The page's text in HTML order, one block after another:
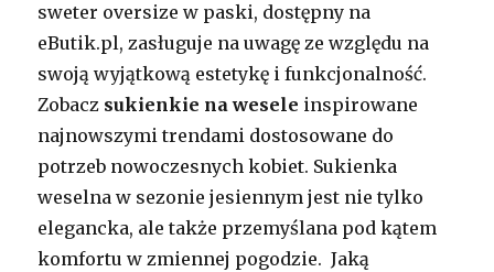
sweter oversize w paski, dostępny na
eButik.pl, zasługuje na uwagę ze względu na
swoją wyjątkową estetykę i funkcjonalność.
Zobacz sukienkie na wesele inspirowane
najnowszymi trendami dostosowane do
potrzeb nowoczesnych kobiet. Sukienka
weselna w sezonie jesiennym jest nie tylko
elegancka, ale także przemyślana pod kątem
komfortu w zmiennej pogodzie. Jaką